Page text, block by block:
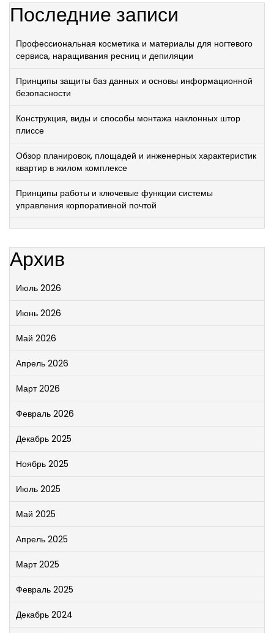
Последние записи
Профессиональная косметика и материалы для ногтевого
сервиса, наращивания ресниц и депиляции
Принципы защиты баз данных и основы информационной
безопасности
Конструкция, виды и способы монтажа наклонных штор
плиссе
Обзор планировок, площадей и инженерных характеристик
квартир в жилом комплексе
Принципы работы и ключевые функции системы
управления корпоративной почтой
Архив
Июль 2026
Июнь 2026
Май 2026
Апрель 2026
Март 2026
Февраль 2026
Декабрь 2025
Ноябрь 2025
Июль 2025
Май 2025
Апрель 2025
Март 2025
Февраль 2025
Декабрь 2024